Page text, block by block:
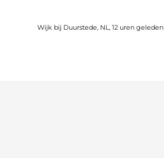
Wijk bij Duurstede, NL, 12 uren geleden